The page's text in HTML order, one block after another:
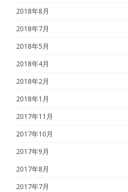
2018年8月
2018年7月
2018年5月
2018年4月
2018年2月
2018年1月
2017年11月
2017年10月
2017年9月
2017年8月
2017年7月